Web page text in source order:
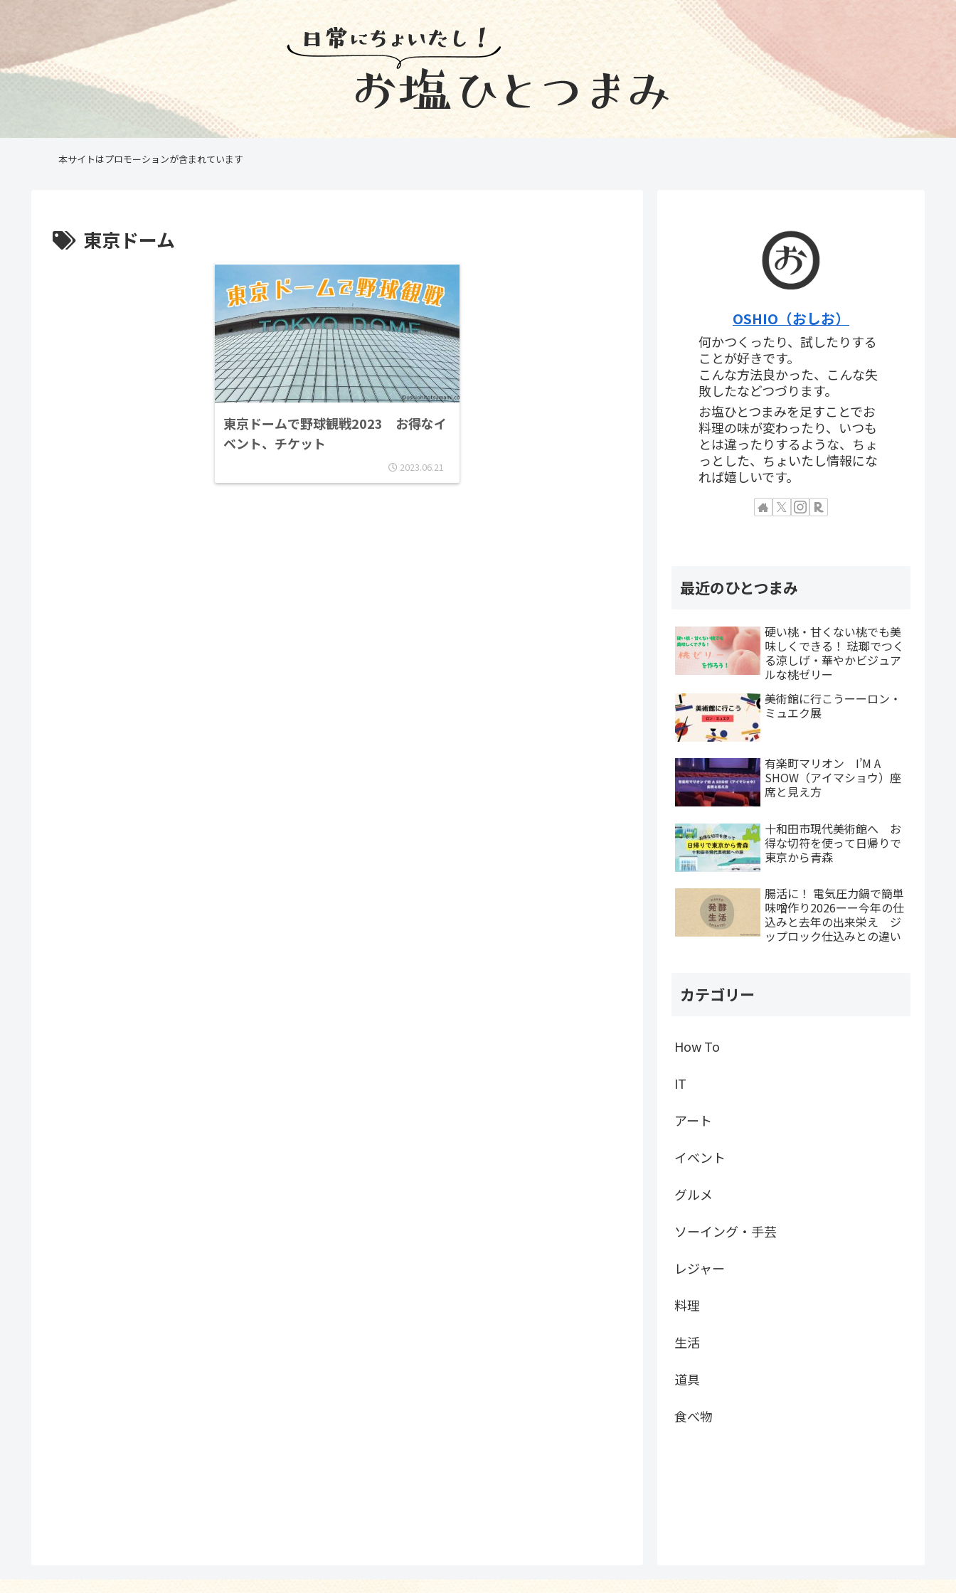
本サイトはプロモーションが含まれています
東京ドーム
東京ドームで野球観戦2023 お得なイ
ベント、チケット
2023.06.21
OSHIO（おしお）
何かつくったり、試したりする
ことが好きです。
こんな方法良かった、こんな失
敗したなどつづります。
お塩ひとつまみを足すことでお
料理の味が変わったり、いつも
とは違ったりするような、ちょ
っとした、ちょいたし情報にな
れば嬉しいです。
最近のひとつまみ
硬い桃・甘くない桃でも美
味しくできる！ 琺瑯でつく
る涼しげ・華やかビジュア
ルな桃ゼリー
美術館に行こうーーロン・
ミュエク展
有楽町マリオン I’M A
SHOW（アイマショウ）座
席と見え方
十和田市現代美術館へ お
得な切符を使って日帰りで
東京から青森
腸活に！ 電気圧力鍋で簡単
味噌作り2026ーー今年の仕
込みと去年の出来栄え ジ
ップロック仕込みとの違い
カテゴリー
How To
IT
アート
イベント
グルメ
ソーイング・手芸
レジャー
料理
生活
道具
食べ物